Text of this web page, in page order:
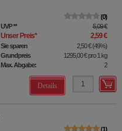
0
UVP** 5,09 €
Unser Preis* 2,59 €
Sie sparen 2,50 €(49%)
Grundpreis
1295,00 €pro 1 kg
Max. Abgabe:
2
Details
1